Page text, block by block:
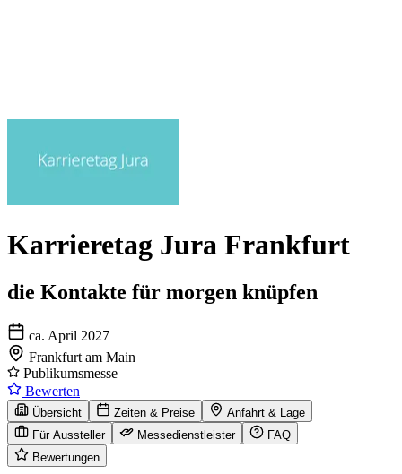
Karrieretag Jura Frankfurt
die Kontakte für morgen knüpfen
ca. April 2027
Frankfurt am Main
Publikumsmesse
Bewerten
Übersicht Zeiten & Preise
Anfahrt & Lage
Für Aussteller
Messedienstleister
FAQ
Bewertungen